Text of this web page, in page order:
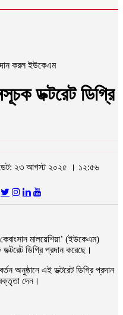
করল ইউকেএম
ডক্টরেট ডিগ্রি
২৩ আগস্ট ২০২৫ । ১২:৫৬
কেবাংসান মালয়েশিয়া’ (ইউকেএম)
ডিগ্রি প্রদান করেছে।
অনুষ্ঠানে এই ডক্টরেট ডিগ্রি প্রদান
বক্তৃতা দেন।